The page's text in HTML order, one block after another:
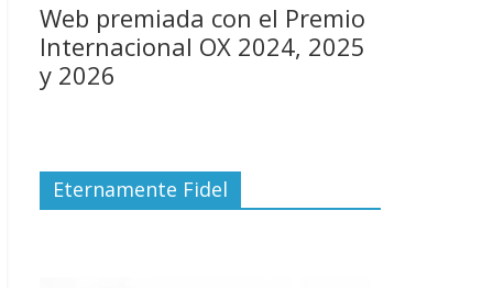
Web premiada con el Premio
Internacional OX 2024, 2025
y 2026
Eternamente Fidel